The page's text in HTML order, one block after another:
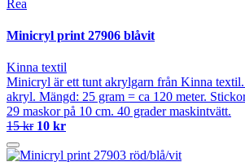
Rea
Minicryl print 27906 blåvit
Kinna textil
Minicryl är ett tunt akrylgarn från Kinna
akryl. Mängd: 25 gram = ca 120 meter.
29 maskor på 10 cm. 40 grader maskintvätt.
15 kr 10 kr